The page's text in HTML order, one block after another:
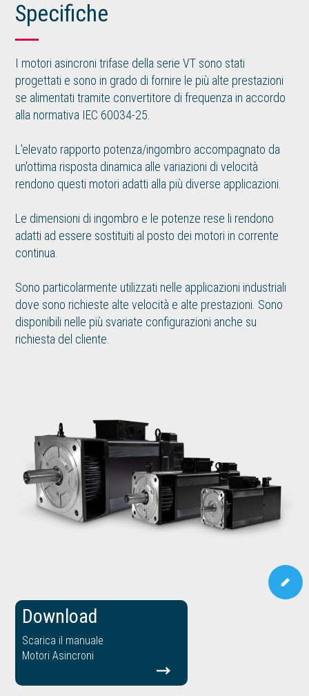
Specifiche
I motori asincroni trifase della serie VT sono stati
progettati e sono in grado di fornire le più alte prestazioni
se alimentati tramite convertitore di frequenza in accordo
alla normativa IEC 60034-25.
L'elevato rapporto potenza/ingombro accompagnato da
un'ottima risposta dinamica alle variazioni di velocità
rendono questi motori adatti alla più diverse applicazioni.
Le dimensioni di ingombro e le potenze rese li rendono
adatti ad essere sostituiti al posto dei motori in corrente
continua.
Sono particolarmente utilizzati nelle applicazioni industriali
dove sono richieste alte velocità e alte prestazioni. Sono
disponibili nelle più svariate configurazioni anche su
richiesta del cliente.
Download
Scarica il manuale
Motori Asincroni